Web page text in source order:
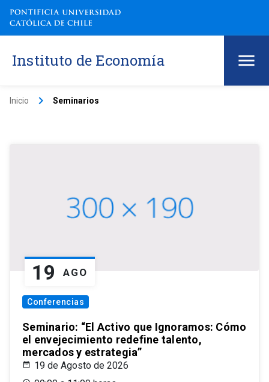
Instituto de Economía
Inicio keyboard_arrow_right Seminarios
19 AGO
Conferencias
Seminario: “El Activo que Ignoramos: Cómo
el envejecimiento redefine talento,
mercados y estrategia”
19 de Agosto de 2026